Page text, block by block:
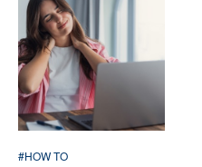
#HOW TO